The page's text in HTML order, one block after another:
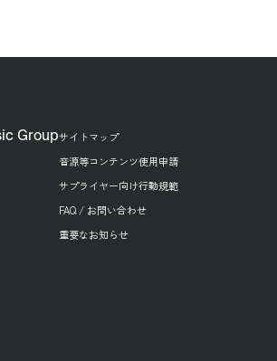
Groupサイトマップ
音源等コンテンツ使用申請
サプライヤー向け行動規範
FAQ / お問い合わせ
重要なお知らせ